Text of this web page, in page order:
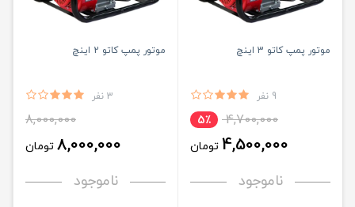
موتور پمپ کاتو 3 اینچ
9 نفر
4,700,000 5٪
4,500,000 تومان
ناموجود
موتور پمپ کاتو 2 اینچ
3 نفر
8,000,000
8,000,000 تومان
ناموجود